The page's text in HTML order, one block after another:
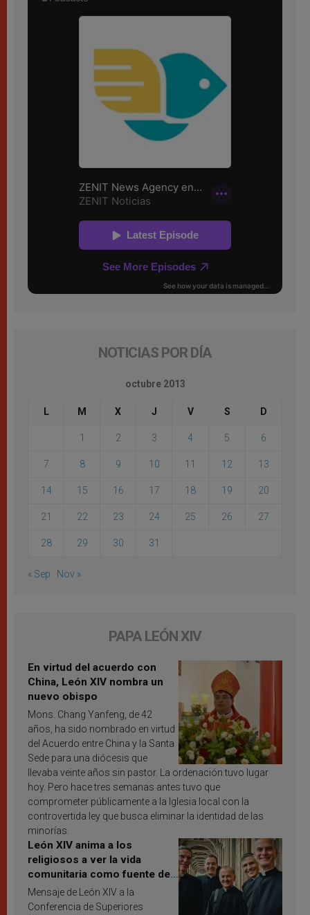
NOTICIAS POR DÍA
octubre 2013
L M X J V S D
1 2 3 4 5 6
7 8 9 10 11 12 13
14 15 16 17 18 19 20
21 22 23 24 25 26 27
28 29 30 31
« Sep Nov »
PAPA LEÓN XIV
En virtud del acuerdo con
China, León XIV nombra un
nuevo obispo
Mons. Chang Yanfeng, de 42
años, ha sido nombrado en virtud
del Acuerdo entre China y la Santa
Sede para una diócesis que
llevaba veinte años sin pastor. La ordenación tuvo lugar
hoy. Pero hace tres semanas antes tuvo que
comprometer públicamente a la Iglesia local con la
controvertida ley que busca eliminar la identidad de las
minorías.
León XIV anima a los
religiosos a ver la vida
comunitaria como fuente de
inspiración y santificación
Mensaje de León XIV a la
Conferencia de Superiores